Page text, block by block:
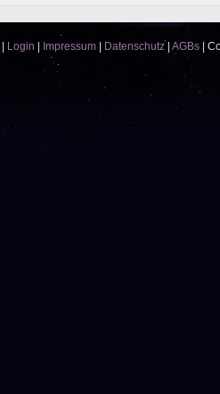
| Login | Impressum | Datenschutz | AGBs |